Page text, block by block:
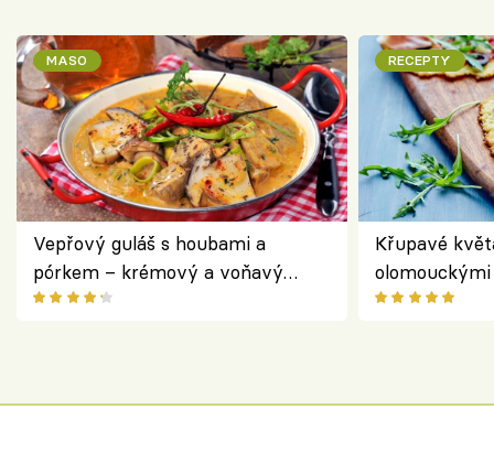
MASO
Vepřový guláš s houbami a
pórkem – krémový a voňavý
pokrm z jednoho hrnce
RECEPTY
Křupavé
bezlepkový